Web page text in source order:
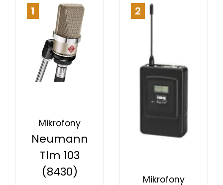
1
Mikrofony
Neumann
Tlm 103
(8430)
2
Mikrofony